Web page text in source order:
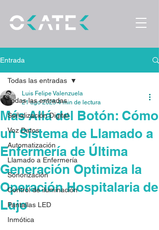
Entrada
Todas las entradas
Señalización Digital
Voz Datos
Automatización
Llamado a Enfermería
Sonorización
Control de iluminación
Pantallas LED
Inmótica
Todas las entradas
Más Allá del Botón: Cómo
un Sistema de Llamado a
Enfermería de Última
Generación Optimiza la
Operación Hospitalaria de
Lujo
Luis Felipe Valenzuela
21 ago 2025 4 min de lectura